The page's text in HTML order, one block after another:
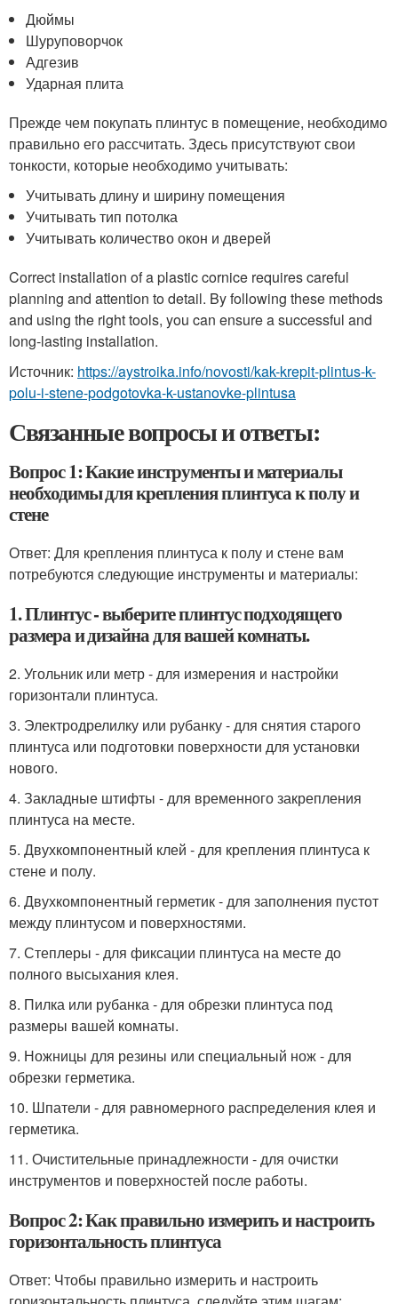
Дюймы
Шуруповорчок
Адгезив
Ударная плита
Прежде чем покупать плинтус в помещение, необходимо
правильно его рассчитать. Здесь присутствуют свои
тонкости, которые необходимо учитывать:
Учитывать длину и ширину помещения
Учитывать тип потолка
Учитывать количество окон и дверей
Correct installation of a plastic cornice requires careful
planning and attention to detail. By following these methods
and using the right tools, you can ensure a successful and
long-lasting installation.
Источник: https://aystroika.info/novosti/kak-krepit-plintus-k-
polu-i-stene-podgotovka-k-ustanovke-plintusa
Связанные вопросы и ответы:
Вопрос 1: Какие инструменты и материалы
необходимы для крепления плинтуса к полу и
стене
Ответ: Для крепления плинтуса к полу и стене вам
потребуются следующие инструменты и материалы:
1. Плинтус - выберите плинтус подходящего
размера и дизайна для вашей комнаты.
2. Угольник или метр - для измерения и настройки
горизонтали плинтуса.
3. Электродрелилку или рубанку - для снятия старого
плинтуса или подготовки поверхности для установки
нового.
4. Закладные штифты - для временного закрепления
плинтуса на месте.
5. Двухкомпонентный клей - для крепления плинтуса к
стене и полу.
6. Двухкомпонентный герметик - для заполнения пустот
между плинтусом и поверхностями.
7. Степлеры - для фиксации плинтуса на месте до
полного высыхания клея.
8. Пилка или рубанка - для обрезки плинтуса под
размеры вашей комнаты.
9. Ножницы для резины или специальный нож - для
обрезки герметика.
10. Шпатели - для равномерного распределения клея и
герметика.
11. Очистительные принадлежности - для очистки
инструментов и поверхностей после работы.
Вопрос 2: Как правильно измерить и настроить
горизонтальность плинтуса
Ответ: Чтобы правильно измерить и настроить